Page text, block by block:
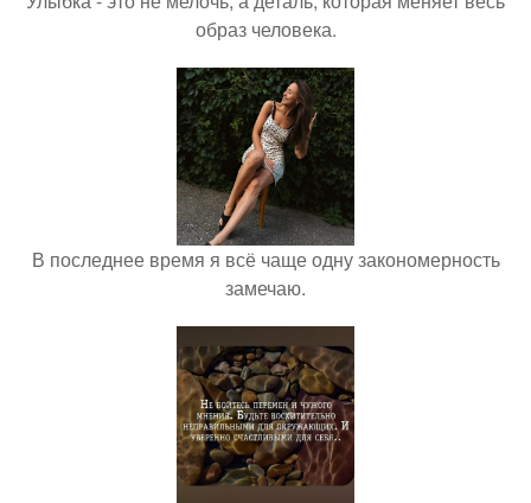
образ человека.
В последнее время я всё чаще одну закономерность
замечаю.